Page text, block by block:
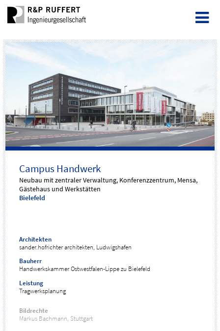
Campus Handwerk
Neubau mit zentraler Verwaltung, Konferenzzentrum, Mensa,
Gästehaus und Werkstätten
Bielefeld
Architekten
sander.hofrichter architekten, Ludwigshafen
Bauherr
Handwerkskammer Ostwestfalen-Lippe zu Bielefeld
Leistung
Tragwerksplanung
Bildrechte
Markus Bachmann, Stuttgart